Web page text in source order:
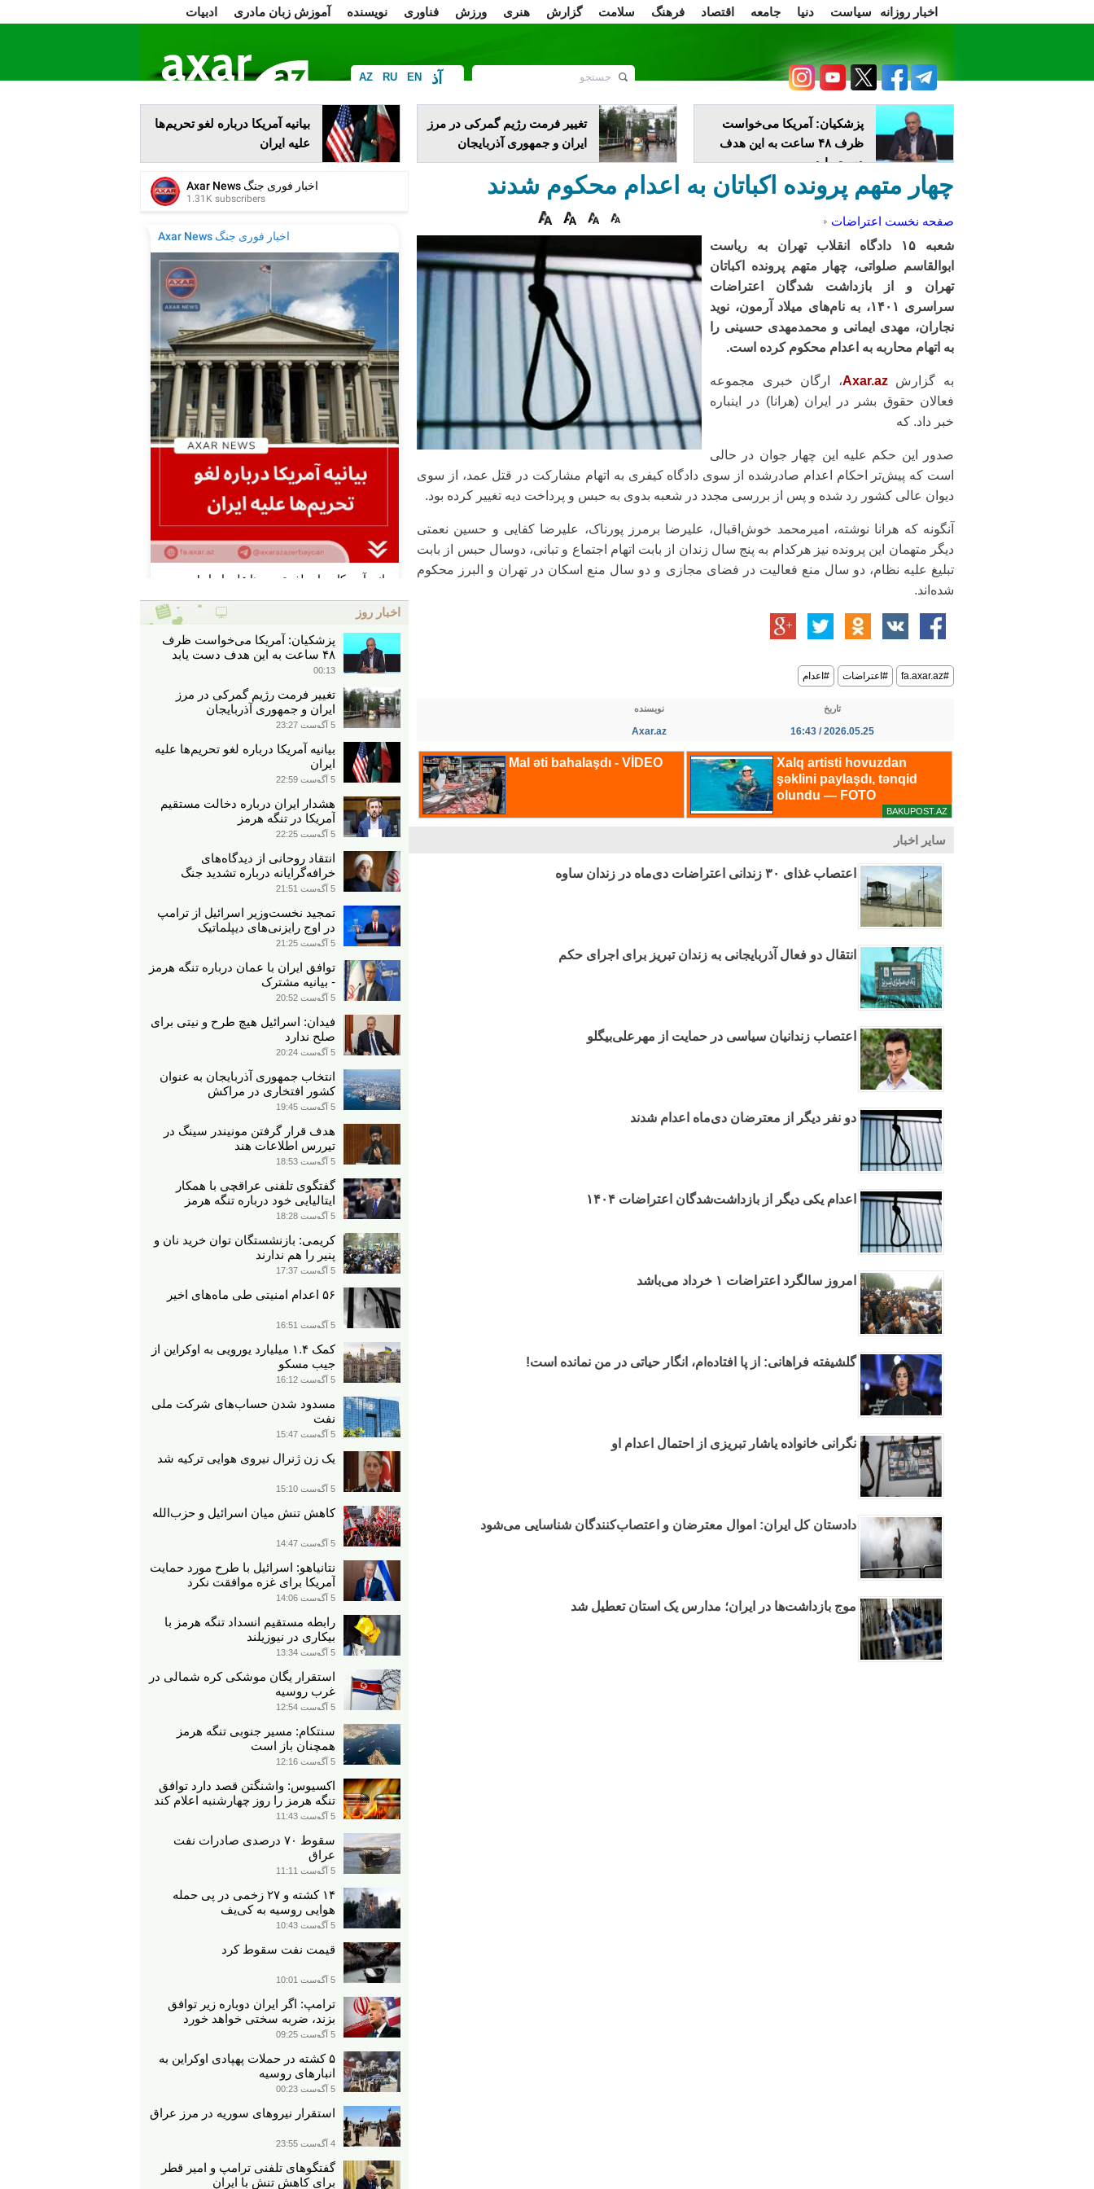
اخبار روزانه سیاست دنیا جامعه اقتصاد فرهنگ سلامت گزارش هنری ورزش فناوری نویسنده آموزش زبان مادری
ادبیات
AZ RU EN آذ
فا
پزشکیان: آمریکا می‌خواست
ظرف ۴۸ ساعت به این هدف
دست یابد
تغییر فرمت رژیم گمرکی در مرز
ایران و جمهوری آذربایجان
بیانیه آمریکا درباره لغو تحریم‌ها
علیه ایران
چهار متهم پرونده اکباتان به اعدام محکوم شدند
صفحه نخست اعتراضات
شعبه ۱۵ دادگاه انقلاب تهران به ریاست
ابوالقاسم صلواتی، چهار متهم پرونده اکباتان
تهران و از بازداشت شدگان اعتراضات
سراسری ۱۴۰۱، به نام‌های میلاد آرمون، نوید
نجاران، مهدی ایمانی و محمدمهدی حسینی را
به اتهام محاربه به اعدام محکوم کرده است.
به گزارشAxar.az، ارگان خبری مجموعه
فعالان حقوق بشر در ایران (هرانا) در اینباره
خبر داد. که
صدور این حکم علیه این چهار جوان در حالی
است که پیش‌تر احکام اعدام صادرشده از سوی دادگاه کیفری به اتهام مشارکت در قتل عمد، از سوی
دیوان عالی کشور رد شده و پس از بررسی مجدد در شعبه بدوی به حبس و پرداخت دیه تغییر کرده بود.
آنگونه که هرانا نوشته، امیرمحمد خوش‌اقبال، علیرضا برمرز پورناک، علیرضا کفایی و حسین نعمتی
دیگر متهمان این پرونده نیز هرکدام به پنج سال زندان از بابت اتهام اجتماع و تبانی، دوسال حبس از بابت
تبلیغ علیه نظام، دو سال منع فعالیت در فضای مجازی و دو سال منع اسکان در تهران و البرز محکوم
شده‌اند.
#fa.axar.az #اعتراضات #اعدام
تاریخ
2026.05.25 / 16:43
نویسنده
Axar.az
سایر اخبار
اعتصاب غذای ۳۰ زندانی اعتراضات دی‌ماه در زندان ساوه
انتقال دو فعال آذربایجانی به زندان تبریز برای اجرای حکم
اعتصاب زندانیان سیاسی در حمایت از مهرعلی‌بیگلو
دو نفر دیگر از معترضان دی‌ماه اعدام شدند
اعدام یکی دیگر از بازداشت‌شدگان اعتراضات ۱۴۰۴
امروز سالگرد اعتراضات ۱ خرداد می‌باشد
گلشیفته فراهانی: از پا افتاده‌ام، انگار حیاتی در من نمانده است!
نگرانی خانواده یاشار تبریزی از احتمال اعدام او
دادستان کل ایران: اموال معترضان و اعتصاب‌کنندگان شناسایی می‌شود
موج بازداشت‌ها در ایران؛ مدارس یک استان تعطیل شد
اخبار روز
پزشکیان: آمریکا می‌خواست ظرف
۴۸ ساعت به این هدف دست یابد
00:13
تغییر فرمت رژیم گمرکی در مرز
ایران و جمهوری آذربایجان
5 آگوست 23:27
بیانیه آمریکا درباره لغو تحریم‌ها علیه
ایران
5 آگوست 22:59
هشدار ایران درباره دخالت مستقیم
آمریکا در تنگه هرمز
5 آگوست 22:25
انتقاد روحانی از دیدگاه‌های
خرافه‌گرایانه درباره تشدید جنگ
5 آگوست 21:51
تمجید نخست‌وزیر اسرائیل از ترامپ
در اوج رایزنی‌های دیپلماتیک
5 آگوست 21:25
توافق ایران با عمان درباره تنگه هرمز
- بیانیه مشترک
5 آگوست 20:52
فیدان: اسرائیل هیچ طرح و نیتی برای
صلح ندارد
5 آگوست 20:24
انتخاب جمهوری آذربایجان به عنوان
کشور افتخاری در مراکش​
5 آگوست 19:45
هدف قرار گرفتن مونیندر سینگ در
تیررس اطلاعات هند
5 آگوست 18:53
گفتگوی تلفنی عراقچی با همکار
ایتالیایی خود درباره تنگه هرمز
5 آگوست 18:28
کریمی: بازنشستگان توان خرید نان و
پنیر را هم ندارند
5 آگوست 17:37
۵۶ اعدام امنیتی طی ماه‌های اخیر
5 آگوست 16:51
کمک ۱.۴ میلیارد یورویی به اوکراین از
جیب مسکو
5 آگوست 16:12
مسدود شدن حساب‌های شرکت ملی
نفت
5 آگوست 15:47
یک زن ژنرال نیروی هوایی ترکیه شد
5 آگوست 15:10
کاهش تنش میان اسرائیل و حزب‌الله
5 آگوست 14:47
نتانیاهو: اسرائیل با طرح مورد حمایت
آمریکا برای غزه موافقت نکرد
5 آگوست 14:06
رابطه مستقیم انسداد تنگه هرمز با
بیکاری در نیوزیلند
5 آگوست 13:34
استقرار یگان موشکی کره شمالی در
غرب روسیه
5 آگوست 12:54
سنتکام: مسیر جنوبی تنگه هرمز
همچنان باز است
5 آگوست 12:16
اکسیوس: واشنگتن قصد دارد توافق
تنگه هرمز را روز چهارشنبه اعلام کند
5 آگوست 11:43
سقوط ۷۰ درصدی صادرات نفت
عراق
5 آگوست 11:11
۱۴ کشته و ۲۷ زخمی در پی حمله
هوایی روسیه به کی‌یف
5 آگوست 10:43
قیمت نفت سقوط کرد
5 آگوست 10:01
ترامپ: اگر ایران دوباره زیر توافق
بزند، ضربه سختی خواهد خورد
5 آگوست 09:25
۵ کشته در حملات پهپادی اوکراین به
انبارهای روسیه
5 آگوست 00:23
استقرار نیروهای سوریه در مرز عراق
4 آگوست 23:55
گفتگوهای تلفنی ترامپ و امیر قطر
برای کاهش تنش با ایران​